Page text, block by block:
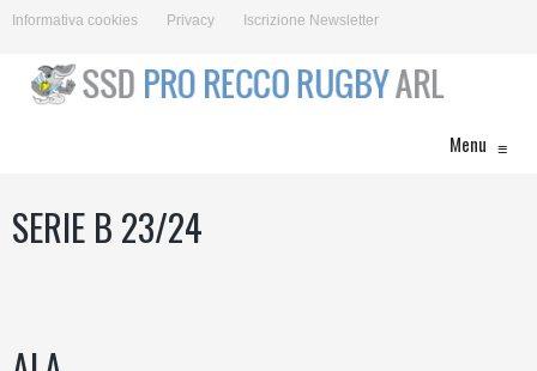
Informativa cookies Privacy Iscrizione Newsletter
Menu ≡
SERIE B 23/24